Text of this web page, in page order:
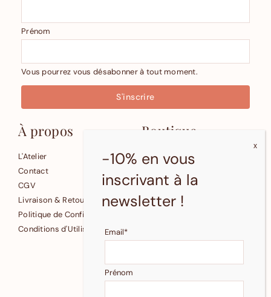
Prénom
Vous pourrez vous désabonner à tout moment.
À propos
L'Atelier
Contact
CGV
Livraison & Retours
Politique de Confidentialité
Conditions d'Utilisation
Boutique
Affiches
Petite Papeterie
Fonds d'écran gratuits
Reproduction et revente
-10% en vous
inscrivant à la
newsletter !
Email*
Prénom